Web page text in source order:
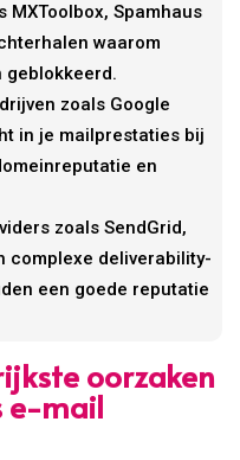
MXToolbox, Spamhaus
waarom
geblokkeerd.
zoals Google
in je mailprestaties bij
en
zoals SendGrid,
complexe deliverability-
een goede reputatie
oorzaken
e-mail